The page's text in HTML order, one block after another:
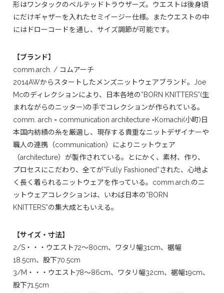
形はワンタックのベルテッドトラウザーズ。ウエストは後身頃
にだけギャザーを入れたセミイージー仕様。またウエストの中
にはドローコードを通し、サイズ調節が可能です。
【ブランド】
comm.arch. / コムアーチ
2014AWからスタートしたメンズニットウェアブランド。Joe
Mcのディレクションにより、日本各地の”BORN KNITTERS”(生
まれながらのニッター)の手でコレクションが作られている。
comm. arch = communication architecture =Komachi(小町)日
本国内紡績の糸を厳選し、現存する貴重なニットデザイナーや
職人の連携（communication）によりニットウェア
（architecture）が製作されている。とにかく、素材、作り、
プロセスにこだわり、全てが”Fully Fashioned”された、心地よ
く長く着られるニットウェアを作っている。comm.arch.のニ
ットウェアコレクションは、いわば日本の”BORN
KNITTERS”の集大成ともいえる。
【サイズ・寸法】
2/S・・・ウエスト72～80cm、ワタリ幅31cm、裾幅
18.5cm、股下70.5cm
3/M・・・ウエスト78～86cm、ワタリ幅32cm、裾幅19cm、
股下71.5cm